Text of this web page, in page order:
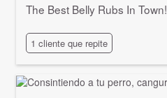
The Best Belly Rubs In Town!
1 cliente que repite